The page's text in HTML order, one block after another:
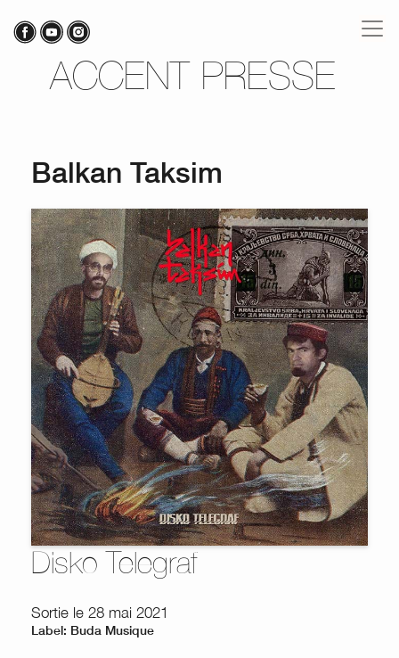
ACCENT PRESSE
Balkan Taksim
Disko Telegraf
Sortie le 28 mai 2021
Label: Buda Musique